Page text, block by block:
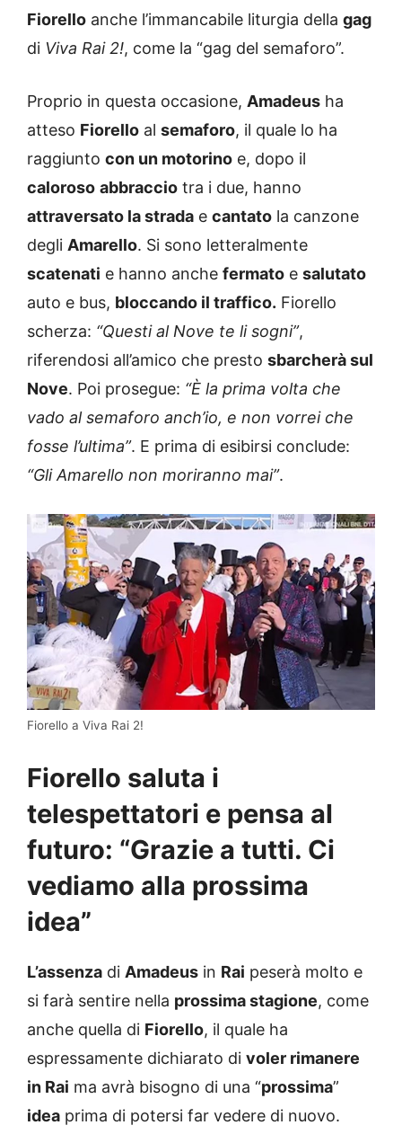
Fiorello anche l’immancabile liturgia della gag
di Viva Rai 2!, come la “gag del semaforo”.
Proprio in questa occasione, Amadeus ha
atteso Fiorello al semaforo, il quale lo ha
raggiunto con un motorino e, dopo il
caloroso abbraccio tra i due, hanno
attraversato la strada e cantato la canzone
degli Amarello. Si sono letteralmente
scatenati e hanno anche fermato e salutato
auto e bus, bloccando il traffico. Fiorello
scherza: “Questi al Nove te li sogni”,
riferendosi all’amico che presto sbarcherà sul
Nove. Poi prosegue: “È la prima volta che
vado al semaforo anch’io, e non vorrei che
fosse l’ultima”. E prima di esibirsi conclude:
“Gli Amarello non moriranno mai”.
Fiorello a Viva Rai 2!
Fiorello saluta i
telespettatori e pensa al
futuro: “Grazie a tutti. Ci
vediamo alla prossima
idea”
L’assenza di Amadeus in Rai peserà molto e
si farà sentire nella prossima stagione, come
anche quella di Fiorello, il quale ha
espressamente dichiarato di voler rimanere
in Rai ma avrà bisogno di una “prossima”
idea prima di potersi far vedere di nuovo.